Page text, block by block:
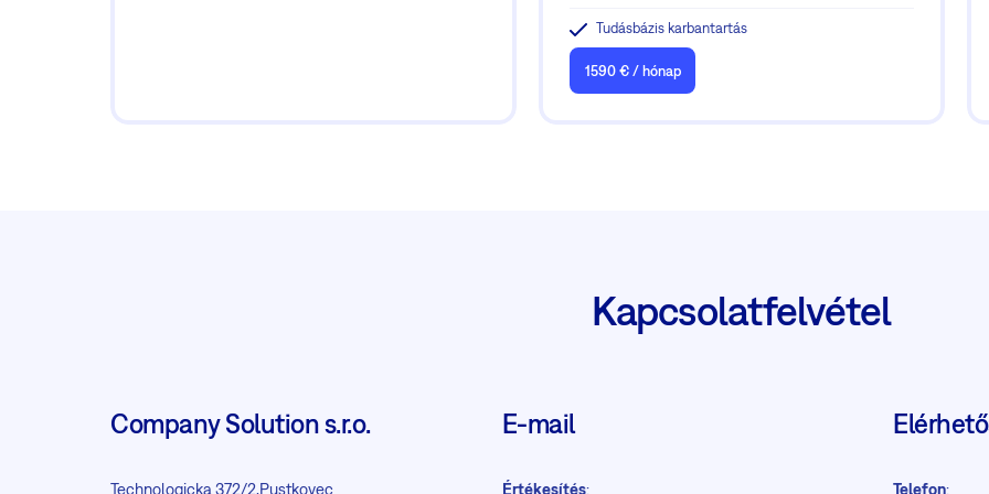
Tudásbázis karbantartás
1590 € / hónap
Kapcsolatfelvétel
Company Solution s.r.o.
Technologicka 372/2,Pustkovec
E-mail
Értékesítés: Telefon: